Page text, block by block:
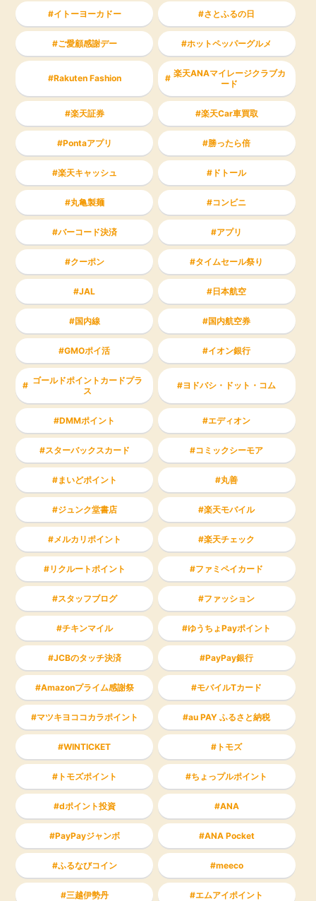
イトーヨーカドー さとふるの日
ご愛顧感謝デー ホットペッパーグルメ
Rakuten Fashion
楽天ANAマイレージクラブカ
ード
楽天証券 楽天Car車買取
Pontaアプリ 勝ったら倍
楽天キャッシュ ドトール
丸亀製麺 コンビニ
バーコード決済 アプリ
クーポン タイムセール祭り
JAL 日本航空
国内線 国内航空券
GMOポイ活 イオン銀行
ゴールドポイントカードプラ
ス
ヨドバシ・ドット・コム
DMMポイント エディオン
スターバックスカード コミックシーモア
まいどポイント 丸善
ジュンク堂書店 楽天モバイル
メルカリポイント 楽天チェック
リクルートポイント ファミペイカード
スタッフブログ ファッション
チキンマイル ゆうちょPayポイント
JCBのタッチ決済 PayPay銀行
Amazonプライム感謝祭 モバイルTカード
マツキヨココカラポイント au PAY ふるさと納税
WINTICKET トモズ
トモズポイント ちょっプルポイント
dポイント投資 ANA
PayPayジャンボ ANA Pocket
ふるなびコイン meeco
三越伊勢丹 エムアイポイント